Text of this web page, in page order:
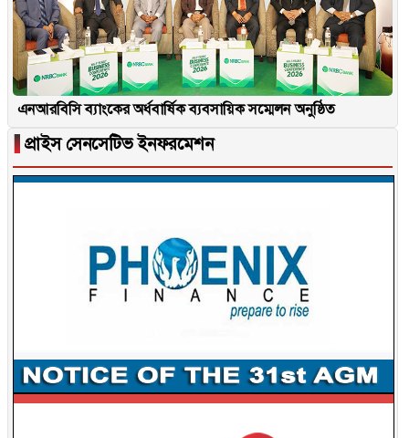
এনআরবিসি ব্যাংকের অর্ধবার্ষিক ব্যবসায়িক সম্মেলন অনুষ্ঠিত
▐ প্রাইস সেনসেটিভ ইনফরমেশন